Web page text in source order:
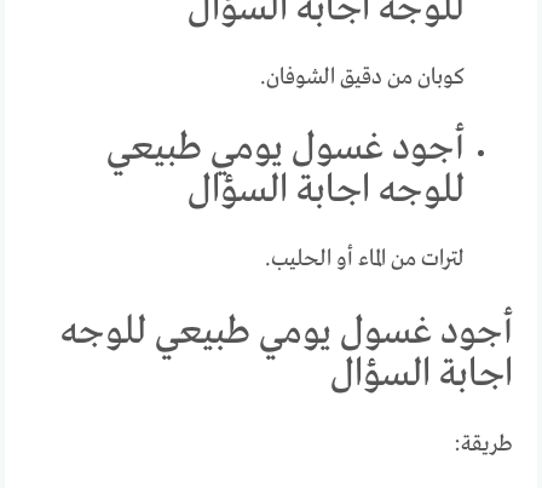
كوبان من دقيق الشوفان.
أجود غسول يومي طبيعي
للوجه اجابة السؤال
لترات من الماء أو الحليب.
أجود غسول يومي طبيعي للوجه
اجابة السؤال
طريقة: